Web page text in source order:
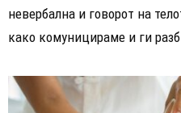
невербална и говорот на
како комуницираме и ги